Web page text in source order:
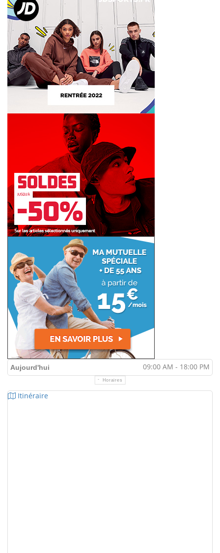
Aujourd'hui 09:00 AM - 18:00 PM
Horaires
Itinéraire